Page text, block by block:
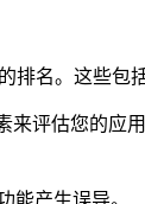
排名。这些包括
来评估您的应
能产生误导。